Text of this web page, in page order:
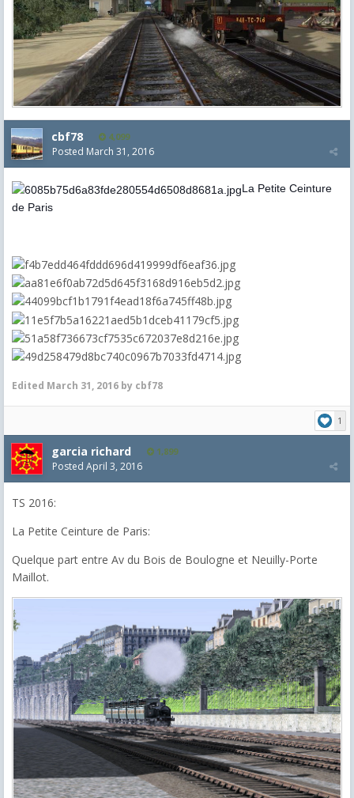
cbf78 4,099
Posted March 31, 2016
La Petite Ceinture
de Paris
Edited March 31, 2016 by cbf78
1
garcia richard 1,899
Posted April 3, 2016
TS 2016:
La Petite Ceinture de Paris:
Quelque part entre Av du Bois de Boulogne et Neuilly-Porte
Maillot.